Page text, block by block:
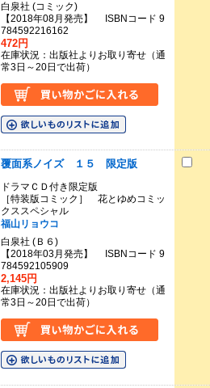
白泉社 (コミック)
【2018年08月発売】 ISBNコード 9
784592216162
472円
在庫状況：出版社よりお取り寄せ（通
常3日～20日で出荷）
覆面系ノイズ １５ 限定版
ドラマＣＤ付き限定版
［特装版コミック］ 花とゆめコミッ
クススペシャル
福山リョウコ
白泉社 (Ｂ６)
【2018年03月発売】 ISBNコード 9
784592105909
2,145円
在庫状況：出版社よりお取り寄せ（通
常3日～20日で出荷）